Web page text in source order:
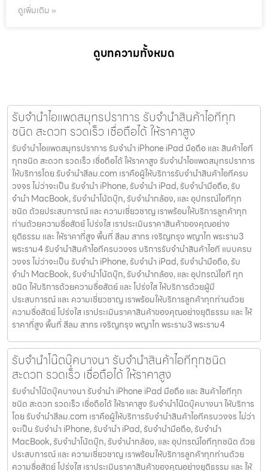
ดูเพิ่มเติม »
ดูบทความทั้งหมด
รับจำนำไอแพดสมุทรปราการ รับจำนำสินค้าไอทีทุก
ชนิด สะดวก รวดเร็ว เชื่อถือได้ ให้ราคาสูง
รับจำนำไอแพดสมุทรปราการ รับจำนำ iPhone iPad มือถือ และ สินค้าไอที
ทุกชนิด สะดวก รวดเร็ว เชื่อถือได้ ให้ราคาสูง รับจำนำไอแพดสมุทรปราการ
ให้บริการโดย รับจํานําสีลม.com เราคือผู้ให้บริการรับจำนำสินค้าไอทีครบ
วงจร ไม่ว่าจะเป็น รับจำนำ iPhone, รับจำนำ iPad, รับจำนำมือถือ, รับ
จำนำ MacBook, รับจำนำโน้ตบุ๊ก, รับจำนำกล้อง, และ อุปกรณ์ไอทีทุก
ชนิด ด้วยประสบการณ์ และ ความเชี่ยวชาญ เราพร้อมให้บริการลูกค้าทุก
ท่านด้วยความซื่อสัตย์ โปร่งใส เราประเมินราคาสินค้าของคุณอย่าง
ยุติธรรม และ ให้ราคาที่สูง พื้นที่ สีลม สาทร เจริญกรุง พญาไท พระราม3
พระราม4 รับจำนำสินค้าไอทีครบวงจร บริการรับจำนำสินค้าไอที แบบครบ
วงจร ไม่ว่าจะเป็น รับจำนำ iPhone, รับจำนำ iPad, รับจำนำมือถือ, รับ
จำนำ MacBook, รับจำนำโน้ตบุ๊ก, รับจำนำกล้อง, และ อุปกรณ์ไอที ทุก
ชนิด ให้บริการด้วยความซื่อสัตย์ และ โปร่งใส ให้บริการด้วยผู้มี
ประสบการณ์ และ ความเชี่ยวชาญ เราพร้อมให้บริการลูกค้าทุกท่านด้วย
ความซื่อสัตย์ โปร่งใส เราประเมินราคาสินค้าของคุณอย่างยุติธรรม และ ให้
ราคาที่สูง พื้นที่ สีลม สาทร เจริญกรุง พญาไท พระราม3 พระราม4
รับจำนำโน๊ตบุ๊คบางนา รับจำนำสินค้าไอทีทุกชนิด
สะดวก รวดเร็ว เชื่อถือได้ ให้ราคาสูง
รับจำนำโน๊ตบุ๊คบางนา รับจำนำ iPhone iPad มือถือ และ สินค้าไอทีทุก
ชนิด สะดวก รวดเร็ว เชื่อถือได้ ให้ราคาสูง รับจำนำโน๊ตบุ๊คบางนา ให้บริการ
โดย รับจํานําสีลม.com เราคือผู้ให้บริการรับจำนำสินค้าไอทีครบวงจร ไม่ว่า
จะเป็น รับจำนำ iPhone, รับจำนำ iPad, รับจำนำมือถือ, รับจำนำ
MacBook, รับจำนำโน้ตบุ๊ก, รับจำนำกล้อง, และ อุปกรณ์ไอทีทุกชนิด ด้วย
ประสบการณ์ และ ความเชี่ยวชาญ เราพร้อมให้บริการลูกค้าทุกท่านด้วย
ความซื่อสัตย์ โปร่งใส เราประเมินราคาสินค้าของคุณอย่างยุติธรรม และ ให้